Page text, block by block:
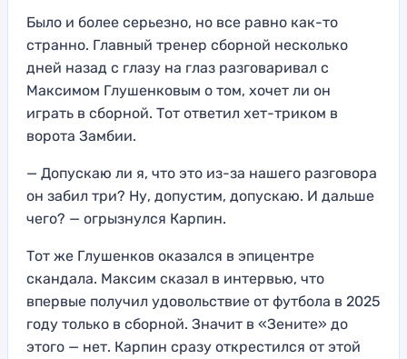
Было и более серьезно, но все равно как-то
странно. Главный тренер сборной несколько
дней назад с глазу на глаз разговаривал с
Максимом Глушенковым о том, хочет ли он
играть в сборной. Тот ответил хет-триком в
ворота Замбии.
— Допускаю ли я, что это из-за нашего разговора
он забил три? Ну, допустим, допускаю. И дальше
чего? — огрызнулся Карпин.
Тот же Глушенков оказался в эпицентре
скандала. Максим сказал в интервью, что
впервые получил удовольствие от футбола в 2025
году только в сборной. Значит в «Зените» до
этого — нет. Карпин сразу открестился от этой